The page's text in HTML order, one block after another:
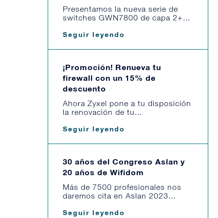
Presentamos la nueva serie de
switches GWN7800 de capa 2+...
Seguir leyendo
¡Promoción! Renueva tu
firewall con un 15% de
descuento
Ahora Zyxel pone a tu disposición
la renovación de tu...
Seguir leyendo
30 años del Congreso Aslan y
20 años de Wifidom
Más de 7500 profesionales nos
daremos cita en Aslan 2023...
Seguir leyendo